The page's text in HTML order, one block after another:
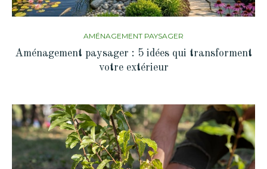
AMÉNAGEMENT PAYSAGER
Aménagement paysager : 5 idées qui transforment
votre extérieur